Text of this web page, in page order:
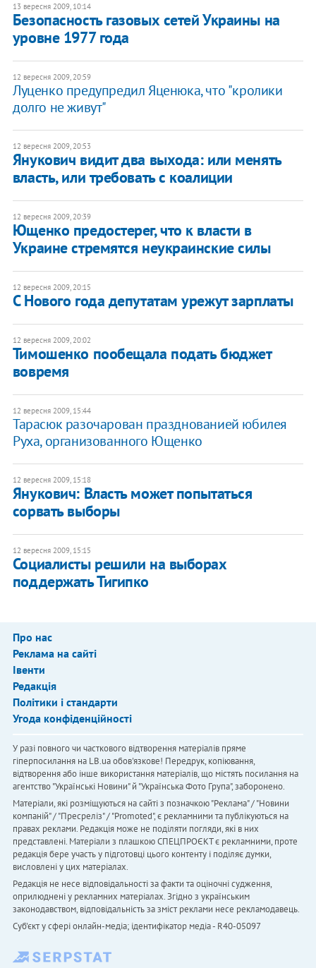
13 вересня 2009, 10:14
Безопасность газовых сетей Украины на
уровне 1977 года
12 вересня 2009, 20:59
Луценко предупредил Яценюка, что "кролики
долго не живут"
12 вересня 2009, 20:53
Янукович видит два выхода: или менять
власть, или требовать с коалиции
12 вересня 2009, 20:39
Ющенко предостерег, что к власти в
Украине стремятся неукраинские силы
12 вересня 2009, 20:15
С Нового года депутатам урежут зарплаты
12 вересня 2009, 20:02
Тимошенко пообещала подать бюджет
вовремя
12 вересня 2009, 15:44
Тарасюк разочарован празднованией юбилея
Руха, организованного Ющенко
12 вересня 2009, 15:18
Янукович: Власть может попытаться
сорвать выборы
12 вересня 2009, 15:15
Социалисты решили на выборах
поддержать Тигипко
Про нас
Реклама на сайті
Івенти
Редакція
Політики і стандарти
Угода конфіденційності
У разі повного чи часткового відтворення матеріалів пряме
гіперпосилання на LB.ua обов'язкове! Передрук, копіювання,
відтворення або інше використання матеріалів, що містять посилання на
агентство "Українськi Новини" й "Українська Фото Група", заборонено.
Матеріали, які розміщуються на сайті з позначкою "Реклама" / "Новини
компаній" / "Пресреліз" / "Promoted", є рекламними та публікуються на
правах реклами. Редакція може не поділяти погляди, які в них
представлені. Матеріали з плашкою СПЕЦПРОЄКТ є рекламними, проте
редакція бере участь у підготовці цього контенту і поділяє думки,
висловлені у цих матеріалах.
Редакція не несе відповідальності за факти та оціночні судження,
оприлюднені у рекламних матеріалах. Згідно з українським
законодавством, відповідальність за зміст реклами несе рекламодавець.
Cуб'єкт у сфері онлайн-медіа; ідентифікатор медіа - R40-05097